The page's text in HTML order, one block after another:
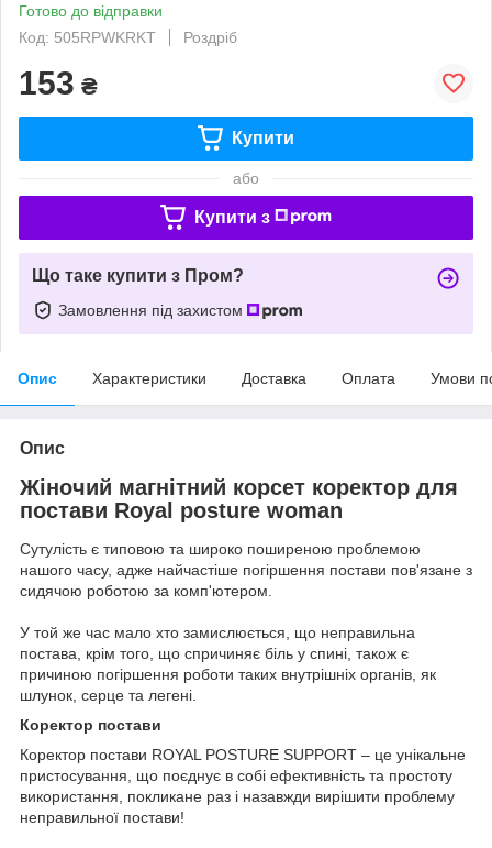
Готово до відправки
Код: 505RPWKRKT
Роздріб
153 ₴
Купити
або
Купити з
Що таке купити з Пром?
Замовлення під захистом
Опис Характеристики Доставка Оплата Умови
Опис
Жіночий магнітний корсет коректор для
постави Royal posture woman
Сутулість є типовою та широко поширеною проблемою
нашого часу, адже найчастіше погіршення постави пов'язане з
сидячою роботою за комп'ютером.
У той же час мало хто замислюється, що неправильна
постава, крім того, що спричиняє біль у спині, також є
причиною погіршення роботи таких внутрішніх органів, як
шлунок, серце та легені.
Коректор постави
Коректор постави ROYAL POSTURE SUPPORT – це унікальне
пристосування, що поєднує в собі ефективність та простоту
використання, покликане раз і назавжди вирішити проблему
неправильної постави!